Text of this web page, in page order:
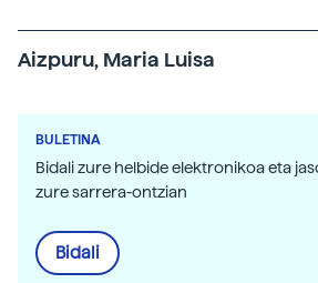
Aizpuru, Maria Luisa
BULETINA
Bidali zure helbide elektronikoa eta
zure sarrera-ontzian
Bidali